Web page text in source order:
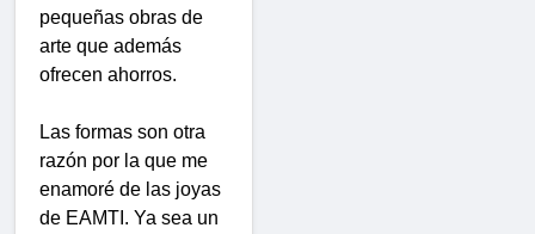
pequeñas obras de
arte que además
ofrecen ahorros.
Las formas son otra
razón por la que me
enamoré de las joyas
de EAMTI. Ya sea un